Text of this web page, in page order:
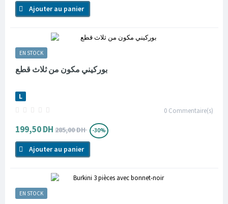
Ajouter au panier
EN STOCK
بوركيني مكون من ثلاث قطع
L
0 Commentaire(s)
199,50 DH 285,00 DH -30%
Ajouter au panier
EN STOCK